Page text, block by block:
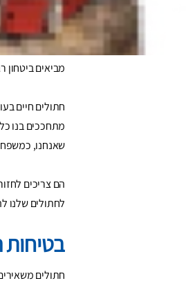
הבית
אנחנו כבר
מביאים
חתולים חיים
מתחככים בנו
שאנחנו,
הם צריכים
לחתולים שלנו
חתולים